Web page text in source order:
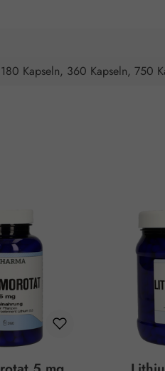
Kapseln, 360 Kapseln, 750